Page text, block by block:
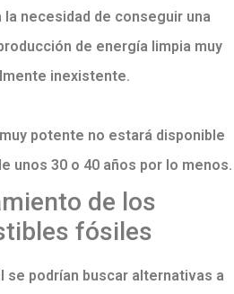
la necesidad de conseguir una
de energía limpia muy
inexistente.
potente no estará disponible
unos 30 o 40 años por lo menos.
de los
fósiles
se podrían buscar alternativas a